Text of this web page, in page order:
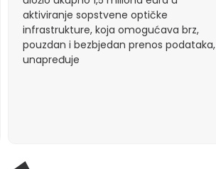
aktiviranje sopstvene optičke
infrastrukture, koja omogućava brz,
pouzdan i bezbjedan prenos podataka,
unapređuje